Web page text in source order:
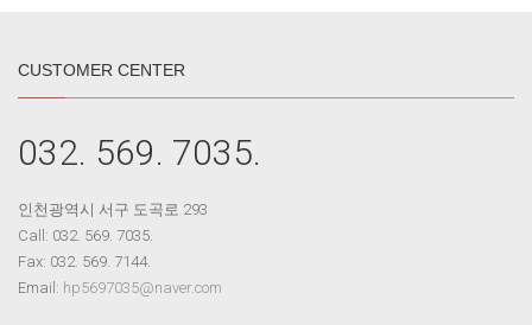
CUSTOMER CENTER
032. 569. 7035.
인천광역시 서구 도곡로 293
Call: 032. 569. 7035.
Fax: 032. 569. 7144.
Email: hp5697035@naver.com